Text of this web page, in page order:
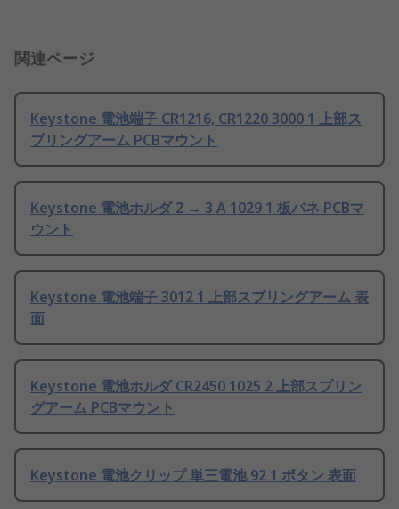
関連ページ
Keystone 電池端子 CR1216, CR1220 3000 1 上部ス
プリングアーム PCBマウント
Keystone 電池ホルダ 2 → 3 A 1029 1 板バネ PCBマ
ウント
Keystone 電池端子 3012 1 上部スプリングアーム 表
面
Keystone 電池ホルダ CR2450 1025 2 上部スプリン
グアーム PCBマウント
Keystone 電池クリップ 単三電池 92 1 ボタン 表面